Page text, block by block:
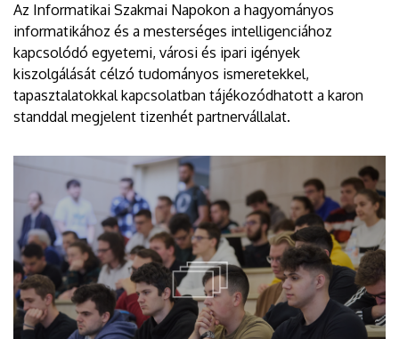
Az Informatikai Szakmai Napokon a hagyományos
informatikához és a mesterséges intelligenciához
kapcsolódó egyetemi, városi és ipari igények
kiszolgálását célzó tudományos ismeretekkel,
tapasztalatokkal kapcsolatban tájékozódhatott a karon
standdal megjelent tizenhét partnervállalat.